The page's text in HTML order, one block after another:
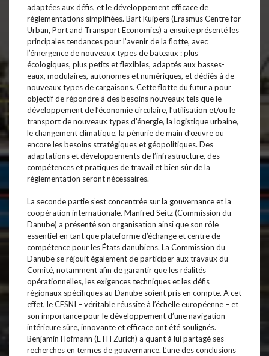
adaptées aux défis, et le développement efficace de
réglementations simplifiées. Bart Kuipers (Erasmus Centre for
Urban, Port and Transport Economics) a ensuite présenté les
principales tendances pour l’avenir de la flotte, avec
l’émergence de nouveaux types de bateaux : plus
écologiques, plus petits et flexibles, adaptés aux basses-
eaux, modulaires, autonomes et numériques, et dédiés à de
nouveaux types de cargaisons. Cette flotte du futur a pour
objectif de répondre à des besoins nouveaux tels que le
développement de l’économie circulaire, l’utilisation et/ou le
transport de nouveaux types d’énergie, la logistique urbaine,
le changement climatique, la pénurie de main d’œuvre ou
encore les besoins stratégiques et géopolitiques. Des
adaptations et développements de l’infrastructure, des
compétences et pratiques de travail et bien sûr de la
règlementation seront nécessaires.
La seconde partie s’est concentrée sur la gouvernance et la
coopération internationale. Manfred Seitz (Commission du
Danube) a présenté son organisation ainsi que son rôle
essentiel en tant que plateforme d’échange et centre de
compétence pour les États danubiens. La Commission du
Danube se réjouit également de participer aux travaux du
Comité, notamment afin de garantir que les réalités
opérationnelles, les exigences techniques et les défis
régionaux spécifiques au Danube soient pris en compte. A cet
effet, le CESNI – véritable réussite à l’échelle européenne – et
son importance pour le développement d’une navigation
intérieure sûre, innovante et efficace ont été soulignés.
Benjamin Hofmann (ETH Zürich) a quant à lui partagé ses
recherches en termes de gouvernance. L’une des conclusions